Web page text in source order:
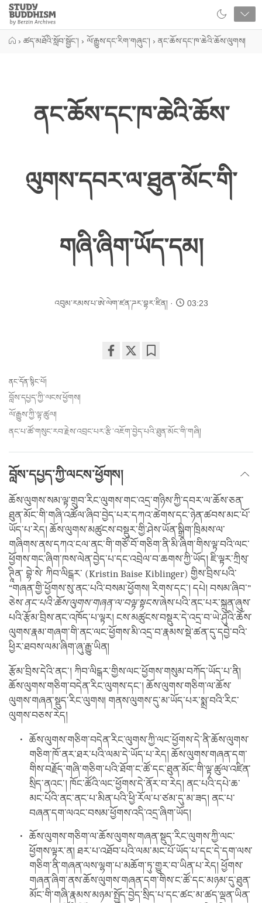
Close
Study
Buddhism
› ཚད་མཐོའི་སློབ་སྦྱོང་། › ལོ་རྒྱུས་དང་རིག་གཞུང་། › ནང་ཆོས་དང་ཁ་ཆེའི་ཆོས་ལུགས།
ནང་ཆོས་དང་ཁ་ཆེའི་ཆོས་
ལུགས་དབར་ལ་ཐུན་མོང་གི་
གཞི་ཞིག་ཡོད་དམ།
འབུམ་རམས་པ་ཨེ་ལེག་ཛན་ཌར་བྷར་ཛིན། 03:23
ནང་དོན་སྙིང་པོ།
བློས་དཔྱད་ཀྱི་ལངས་ཕྱོགས།
ལོ་རྒྱུས་ཀྱི་ལྟ་ཚུལ།
ནང་པ་ཚོ་གསུང་རབ་རྗེས་འབྲང་པར་རྩི་འཇོག་བྱེད་པའི་ཐུན་མོང་གི་གཞི།
བློས་དཔྱད་ཀྱི་ལངས་ཕྱོགས།
ཆོས་ལུགས་སམ་ལྟ་གྲུབ་རིང་ལུགས་གང་འདྲ་གཉིས་ཀྱི་དབར་ལ་ཆོས་ཅན་
ཐུན་མོང་གི་གཞི་འཚོལ་ཞིབ་བྱེད་པར་དཀའ་ཚེགས་དང་ཉེན་ཚབས་མང་པོ་
ཡོད་པ་རེད། ཆོས་ལུགས་མཚུངས་བསྡུར་གྱི་ཤེས་ཡོན་སྒྲིག་ཁྲིམས་ལ་
གཞིགས་ནས་དཀའ་ངལ་ནང་གི་གཙོ་བོ་གཅིག་ནི་མི་ཞིག་གིས་ལྟ་བའི་ལང་
ཕྱོགས་གང་ཞིག་ཁས་ལེན་བྱེད་པ་དང་འབྲེལ་བ་ཆགས་ཀྱི་ཡོད། ཇི་ལྟར་ཀྲིས྄་
ཊཱིན་ བྷེ་སེ་ ཀིབ་ལིངྒར་ (Kristin Baise Kiblinger) གྱིས་བྲིས་པའི་
“གཞན་གྱི་ཕྱོགས་སུ་ནང་པའི་བསམ་ཕྱོགས། རིགས་དང་། དཔེ། བསམ་ཞིབ་”
ཅེས་ནང་པའི་ཆོས་ལུགས་གཞན་ལ་བལྟ་སྟངས་ཞེས་པའི་ནང་པར་སྐྲུན་ཞུས་
པའི་རྩོམ་བྲིས་ནང་འཁོད་པ་ལྟར། ངས་མཚུངས་བསྡུར་དེ་འདྲ་བ་ཡེ་ཤུའི་ཆོས་
ལུགས་རྣམ་གཞག་གི་ནང་ལང་ཕྱོགས་མི་འདྲ་བ་རྣམས་སྡེ་ཚན་དུ་དབྱེ་བའི་
ཕྱིར་ཐབས་ལམ་ཞིག་ཞུ་རྒྱུ་ཡིན།
རྩོམ་བྲིས་དེའི་ནང་། ཀིབ་ལིངྒར་གྱིས་ལང་ཕྱོགས་གསུམ་བཀོད་ཡོད་པ་ནི།
ཆོས་ལུགས་གཅིག་བདེན་རིང་ལུགས་དང་། ཆོས་ལུགས་གཅིག་ལ་ཆོས་
ལུགས་གཞན་སྡུད་རིང་ལུགས། གནས་ལུགས་དུ་མ་ཡོད་པར་སྨྲ་བའི་རིང་
ལུགས་བཅས་རེད།
ཆོས་ལུགས་གཅིག་བདེན་རིང་ལུགས་ཀྱི་ལང་ཕྱོགས་དེ་ནི་ཆོས་ལུགས་
གཅིག་ཁོ་ནར་ཐར་པའི་ལམ་དེ་ཡོད་པ་རེད། ཆོས་ལུགས་གཞན་དག་
གིས་བརྗོད་གཞི་གཅིག་པའི་ཐོག་ང་ཚོ་དང་ཐུན་མོང་གི་ལྟ་ཚུལ་འཛིན་
སྲིད་ནའང་། ཁོང་ཚོའི་ལང་ཕྱོགས་དེ་ནོར་བ་རེད། ནང་པའི་དཔེ་ཆ་
མང་པོའི་ནང་ནང་པ་མིན་པའི་ཕྱི་རོལ་པ་ཙམ་དུ་མ་ཟད། ནང་པ་
བཞན་དག་ལའང་བསམ་ཕྱོགས་འདི་འདྲ་ཞིག་ཡོད།
ཆོས་ལུགས་གཅིག་ལ་ཆོས་ལུགས་གཞན་སྡུད་རིང་ལུགས་ཀྱི་ལང་
ཕྱོགས་ལྟར་ན། ཐར་པ་འཐོབ་པའི་ལམ་མང་པོ་ཡོད་པ་དང་དེ་དག་ལས་
གཅིག་ནི་གཞན་ལས་ལྷག་པ་མཆོག་ཏུ་གྱུར་བ་ཡིན་པ་རེད། ཕྱོགས་
གཞན་ཞིག་ནས་ཆོས་ལུགས་གཞན་དག་གིས་ང་ཚོ་དང་མཉམ་དུ་ཐུན་
མོང་གི་གཞི་རྣམས་མཉམ་སྤྱོད་བྱེད་སྲིད་པ་དང་ཚང་མ་ཚད་ལྡན་ཡིན་